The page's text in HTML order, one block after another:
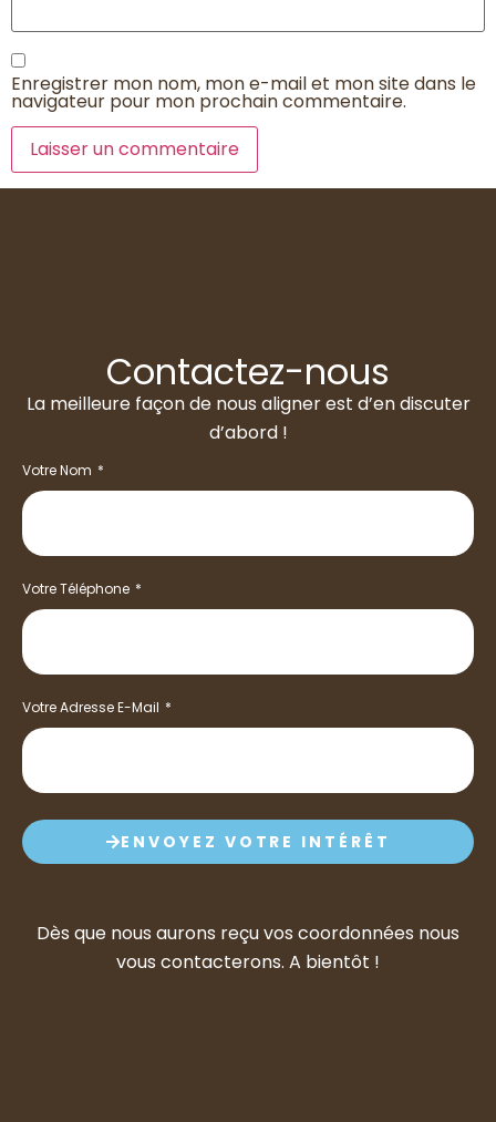
Enregistrer mon nom, mon e-mail et mon site dans le
navigateur pour mon prochain commentaire.
Contactez-nous
La meilleure façon de nous aligner est d’en discuter
d’abord !
Votre Nom
Votre Téléphone
Votre Adresse E-Mail
ENVOYEZ VOTRE INTÉRÊT
Dès que nous aurons reçu vos coordonnées nous
vous contacterons. A bientôt !